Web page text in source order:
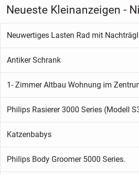
Neueste Kleinanzeigen -
Antiker Schrank
1- Zimmer Altbau Wohnung im
Philips Rasierer 3000 Series (Modell
Katzenbabys
Philips Body Groomer 5000 Series.